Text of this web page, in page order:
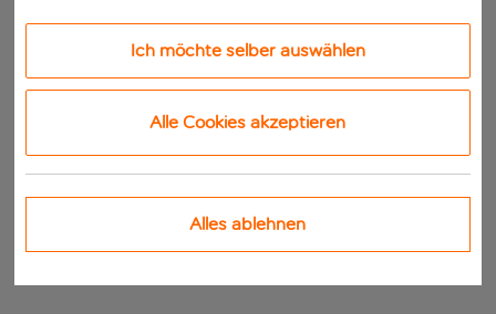
Ich möchte selber auswählen
Alle Cookies akzeptieren
Alles ablehnen